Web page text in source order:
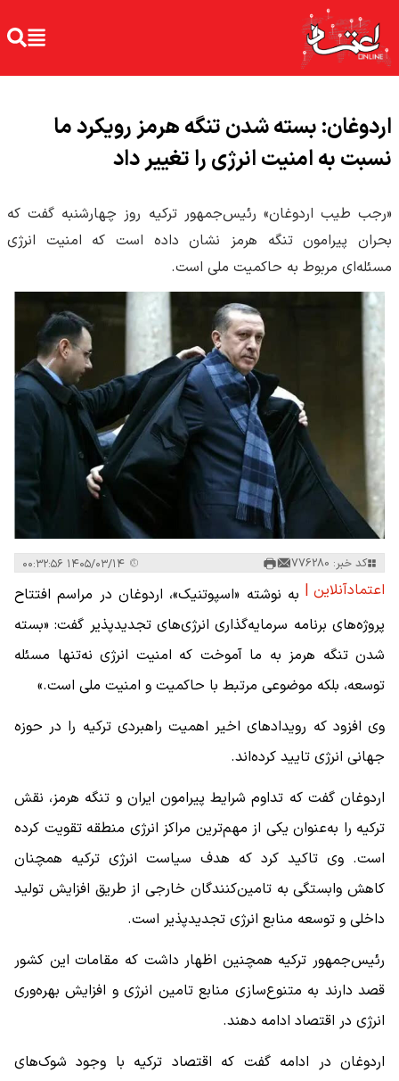
اردوغان: بسته شدن تنگه هرمز رویکرد ما
نسبت به امنیت انرژی را تغییر داد
«رجب طیب اردوغان» رئیس‌جمهور ترکیه روز چهارشنبه گفت که
بحران پیرامون تنگه هرمز نشان داده است که امنیت انرژی
مسئله‌ای مربوط به حاکمیت ملی است.
کد خبر: 776280
اعتمادآنلاین | به نوشته «اسپوتنیک»، اردوغان در مراسم افتتاح
پروژه‌های برنامه سرمایه‌گذاری انرژی‌های تجدیدپذیر گفت: «بسته
شدن تنگه هرمز به ما آموخت که امنیت انرژی نه‌تنها مسئله
توسعه، بلکه موضوعی مرتبط با حاکمیت و امنیت ملی است.»
وی افزود که رویدادهای اخیر اهمیت راهبردی ترکیه را در حوزه
جهانی انرژی تایید کرده‌اند.
اردوغان گفت که تداوم شرایط پیرامون ایران و تنگه هرمز، نقش
ترکیه را به‌عنوان یکی از مهم‌ترین مراکز انرژی منطقه تقویت کرده
است. وی تاکید کرد که هدف سیاست انرژی ترکیه همچنان
کاهش وابستگی به تامین‌کنندگان خارجی از طریق افزایش تولید
داخلی و توسعه منابع انرژی تجدیدپذیر است.
رئیس‌جمهور ترکیه همچنین اظهار داشت که مقامات این کشور
قصد دارند به متنوع‌سازی منابع تامین انرژی و افزایش بهره‌وری
انرژی در اقتصاد ادامه دهند.
اردوغان در ادامه گفت که اقتصاد ترکیه با وجود شوک‌های